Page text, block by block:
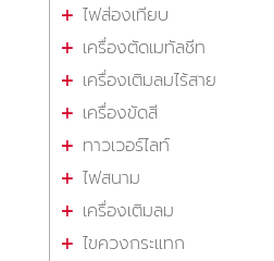
ไฟส่องเทียบ
เครื่องตัดเมทัลชีท
เครื่องเติมลมไร้สาย
เครื่องขัดสี
ทาวเวอร์ไลท์
ไฟสนาม
เครื่องเติมลม
ไขควงกระแทก